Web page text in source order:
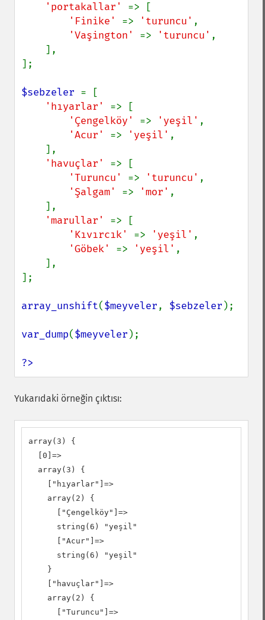
'portakallar' => [
'Finike' => 'turuncu' ,
'Vaşington' => 'turuncu' ,
];
$sebzeler = [
'hıyarlar' => [
'Çengelköy' => 'yeşil' ,
'Acur' => 'yeşil' ,
'havuçlar' => [
'Turuncu' => 'turuncu' ,
'Şalgam' => 'mor' ,
'marullar' => [
'Kıvırcık' => 'yeşil' ,
'Göbek' => 'yeşil' ,
];
array_unshift($meyveler, $sebzeler );
var_dump($meyveler );
?>
Yukarıdaki örneğin çıktısı:
array(3) {
  [0]=>
  array(3) {
    ["hıyarlar"]=>
    array(2) {
      ["Çengelköy"]=>
      string(6) "yeşil"
      ["Acur"]=>
      string(6) "yeşil"
    }
    ["havuçlar"]=>
    array(2) {
      ["Turuncu"]=>